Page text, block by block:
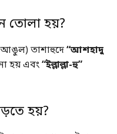
তোলা হয়?
আঙুল) তাশাহুদে“আশহাদু
হয় এবং“ইল্লাল্লা-হু”
হয়?